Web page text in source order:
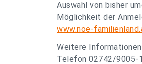
Auswahl von bisher
Möglichkeit der
www.noe-
Weitere
Telefon 02742/9005-